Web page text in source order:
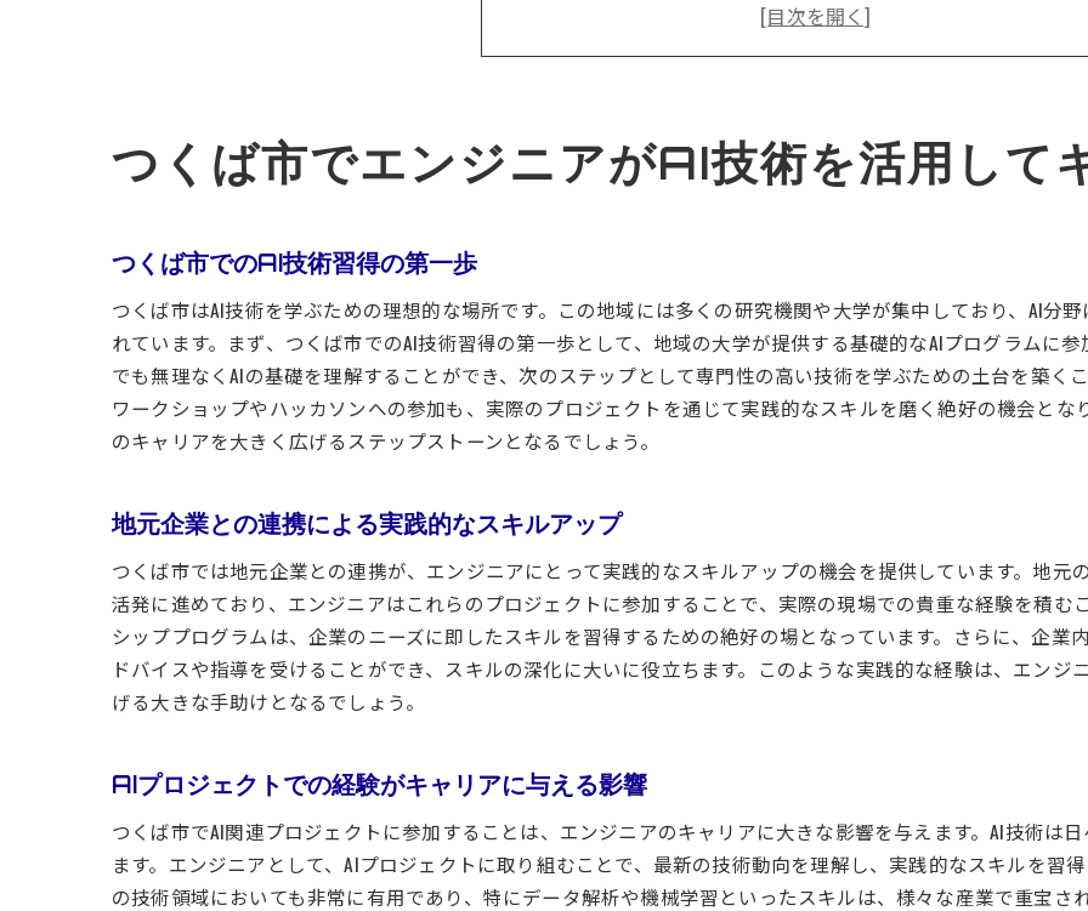
つくば市でのエンジニアコミュニティの活用法
AI時代のエンジニアに求められるスキルとは何かつくば市で
AI時代に必要なプログラミングスキル
エンジニアが習得すべきAI倫理
コラボレーションを活かしたスキルアップ
つくば市の研究環境がエンジニアの未来をどう変えるのか
研究施設の充実度と利用方法
未来のエンジニアに向けた研究プロジェクトの紹介
研究環境がキャリアに与えるポジティブな影響
エンジニアの成長を助けるつくばの学術支援
革新を生む研究と実践の場
エンジニアとしてつくば市でAI革新に参加する魅力
エンジニアがリーダーシップを発揮する場
AI革新に貢献するための具体的な方法
地域社会に影響を与えるエンジニアの役割
つくば市で得られるプロフェッショナルネットワーク
つくば市でエンジニアがAI技術を活用して
つくば市でのAI技術習得の第一歩
つくば市はAI技術を学ぶための理想的な場所です。この地域には多くの研究機関や大学が集中しており、AI分
れています。まず、つくば市でのAI技術習得の第一歩として、地域の大学が提供する基礎的なAIプログラムに
でも無理なくAIの基礎を理解することができ、次のステップとして専門性の高い技術を学ぶための土台を築く
ワークショップやハッカソンへの参加も、実際のプロジェクトを通じて実践的なスキルを磨く絶好の機会と
のキャリアを大きく広げるステップストーンとなるでしょう。
地元企業との連携による実践的なスキルアップ
つくば市では地元企業との連携が、エンジニアにとって実践的なスキルアップの機会を提供しています。地元
活発に進めており、エンジニアはこれらのプロジェクトに参加することで、実際の現場での貴重な経験を積む
シッププログラムは、企業のニーズに即したスキルを習得するための絶好の場となっています。さらに、企業
ドバイスや指導を受けることができ、スキルの深化に大いに役立ちます。このような実践的な経験は、エン
げる大きな手助けとなるでしょう。
AIプロジェクトでの経験がキャリアに与える影響
つくば市でAI関連プロジェクトに参加することは、エンジニアのキャリアに大きな影響を与えます。AI技術は
ます。エンジニアとして、AIプロジェクトに取り組むことで、最新の技術動向を理解し、実践的なスキルを習
の技術領域においても非常に有用であり、特にデータ解析や機械学習といったスキルは、様々な産業で重宝さ